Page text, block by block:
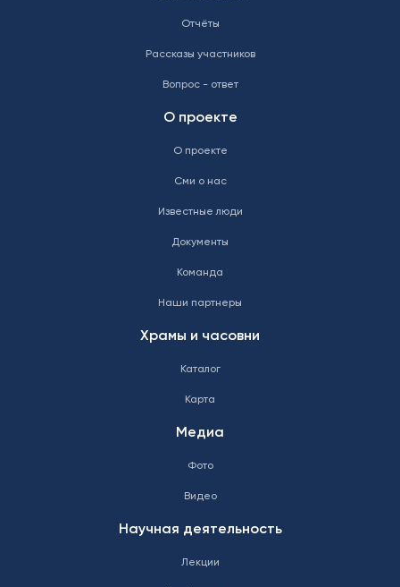
Отчёты
Рассказы участников
Вопрос - ответ
О проекте
О проекте
Сми о нас
Известные люди
Документы
Команда
Наши партнеры
Храмы и часовни
Каталог
Карта
Медиа
Фото
Видео
Научная деятельность
Лекции